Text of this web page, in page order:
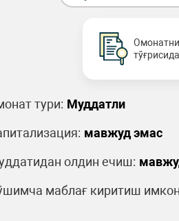
тури: Муддатли
мавжуд эмас
олдин ечиш:
маблағ киритиш